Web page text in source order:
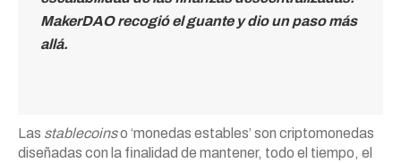
MakerDAO recogió el guante y dio un paso más
allá.
Las stablecoinso ‘monedas estables’ son criptomonedas
diseñadas con la finalidad de mantener, todo el tiempo, el